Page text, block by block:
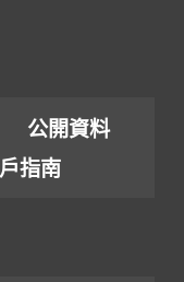
公開資料
指南